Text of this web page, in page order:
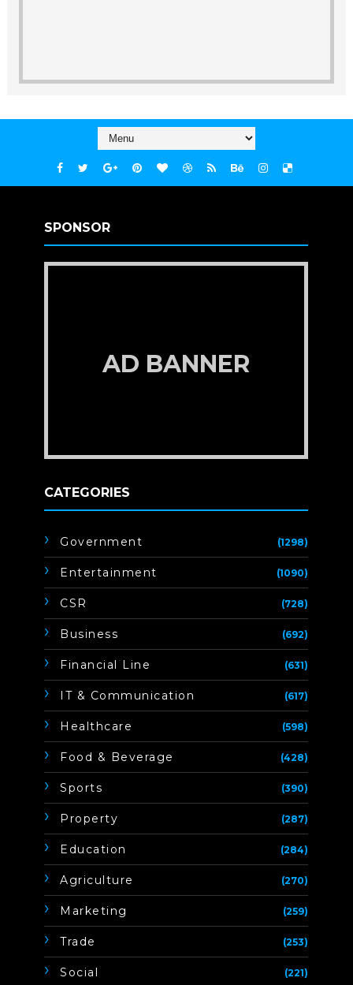
SPONSOR
AD BANNER
CATEGORIES
Government (1298)
Entertainment (1090)
CSR (728)
Business (692)
Financial Line (631)
IT & Communication (617)
Healthcare (598)
Food & Beverage (428)
Sports (390)
Property (287)
Education (284)
Agriculture (270)
Marketing (259)
Trade (253)
Social (221)